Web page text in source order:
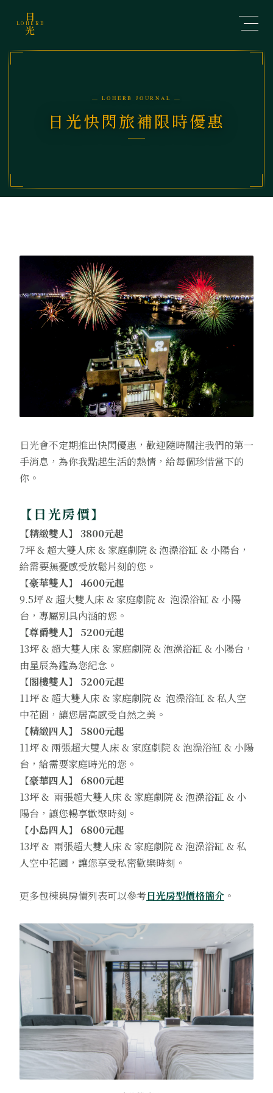
日
LOHERB
光
— LOHERB JOURNAL —
日光快閃旅補限時優惠
日光會不定期推出快閃優惠，歡迎隨時關注我們的第一
手消息，為你我點起生活的熱情，給每個珍惜當下的
你。
【日光房價】
【精緻雙人】 3800元起
7坪 & 超大雙人床 & 家庭劇院 & 泡澡浴缸 & 小陽台，
給需要無憂感受放鬆片刻的您。
【豪華雙人】 4600元起
9.5坪 & 超大雙人床 & 家庭劇院 & 泡澡浴缸 & 小陽
台，專屬別具內涵的您。
【尊爵雙人】 5200元起
13坪 & 超大雙人床 & 家庭劇院 & 泡澡浴缸 & 小陽台，
由星辰為鑑為您紀念。
【閣樓雙人】 5200元起
11坪 & 超大雙人床 & 家庭劇院 & 泡澡浴缸 & 私人空
中花園，讓您居高感受自然之美。
【精緻四人】 5800元起
11坪 & 兩張超大雙人床 & 家庭劇院 & 泡澡浴缸 & 小陽
台，給需要家庭時光的您。
【豪華四人】 6800元起
13坪 & 兩張超大雙人床 & 家庭劇院 & 泡澡浴缸 & 小
陽台，讓您暢享歡聚時刻。
【小島四人】 6800元起
13坪 & 兩張超大雙人床 & 家庭劇院 & 泡澡浴缸 & 私
人空中花園，讓您享受私密歡樂時刻。
更多包棟與房價列表可以參考日光房型價格簡介 。